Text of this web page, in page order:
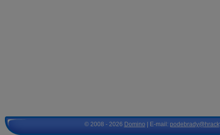
© 2008 - 2026 Domino | E-mail: